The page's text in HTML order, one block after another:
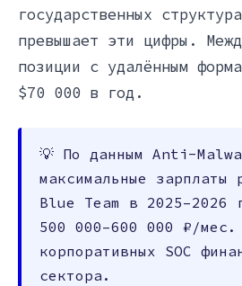
государственных
превышает эти цифры.
позиции с удалённым
$70 000 в год.
💡 По данным Anti-
максимальные зарплаты
Blue Team в 2025–2026
500 000–600 000 ₽/мес.
корпоративных SOC
сектора.